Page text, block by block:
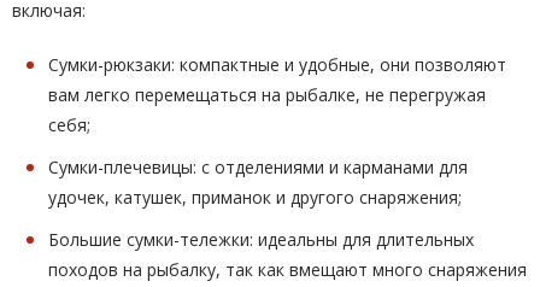
включая:
Сумки-рюкзаки: компактные и удобные, они позволяют
вам легко перемещаться на рыбалке, не перегружая
себя;
Сумки-плечевицы: с отделениями и карманами для
удочек, катушек, приманок и другого снаряжения;
Большие сумки-тележки: идеальны для длительных
походов на рыбалку, так как вмещают много снаряжения